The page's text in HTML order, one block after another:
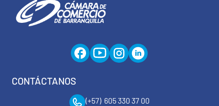
CONTÁCTANOS
(+57) 605 330 37 00